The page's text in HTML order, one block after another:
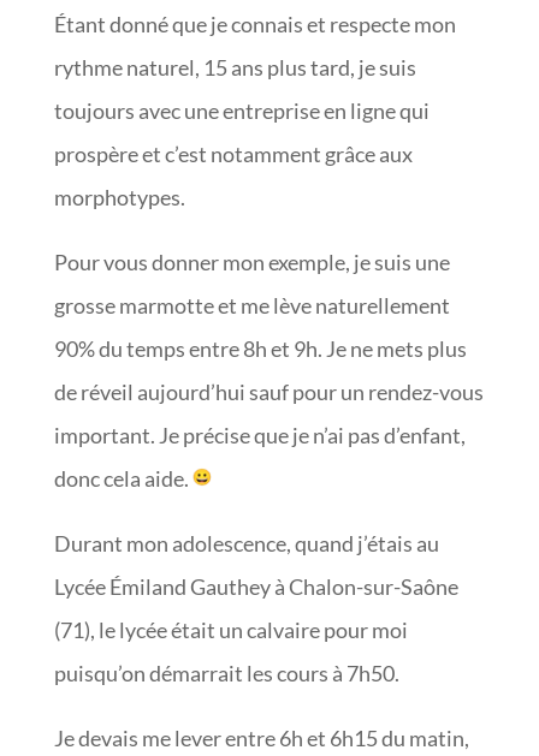
Étant donné que je connais et respecte mon
rythme naturel, 15 ans plus tard, je suis
toujours avec une entreprise en ligne qui
prospère et c’est notamment grâce aux
morphotypes.
Pour vous donner mon exemple, je suis une
grosse marmotte et me lève naturellement
90% du temps entre 8h et 9h. Je ne mets plus
de réveil aujourd’hui sauf pour un rendez-vous
important. Je précise que je n’ai pas d’enfant,
donc cela aide.
Durant mon adolescence, quand j’étais au
Lycée Émiland Gauthey à Chalon-sur-Saône
(71), le lycée était un calvaire pour moi
puisqu’on démarrait les cours à 7h50.
Je devais me lever entre 6h et 6h15 du matin,